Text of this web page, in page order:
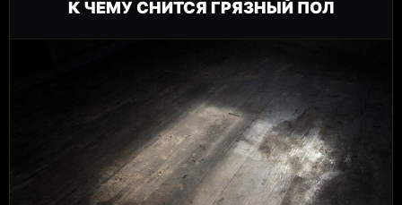
К ЧЕМУ СНИТСЯ ГРЯЗНЫЙ ПОЛ